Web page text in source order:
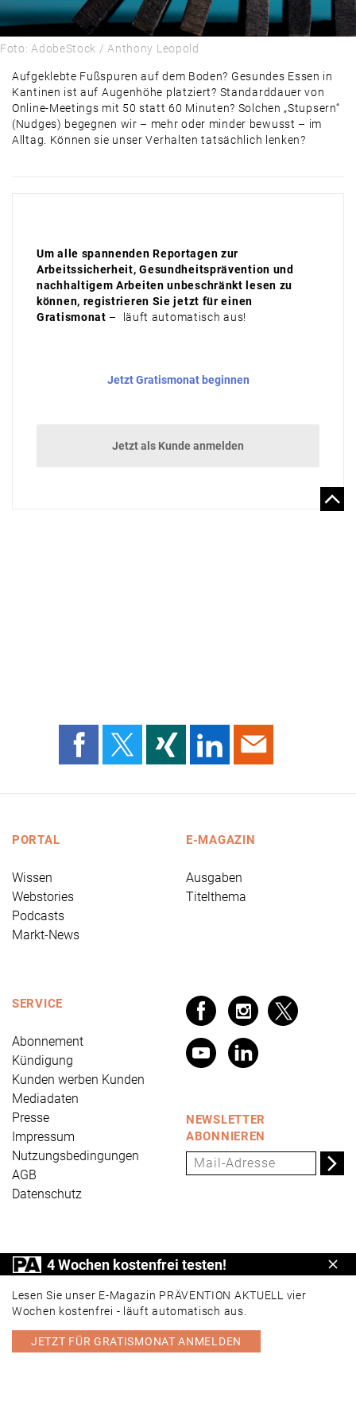
ALLES, WAS RECHT IST
PRODUKTE & MÄRKTE
AUSBLICK
Foto: AdobeStock / Anthony Leopold
Aufgeklebte Fußspuren auf dem Boden? Gesundes Essen in
Kantinen ist auf Augenhöhe platziert? Standarddauer von
Online-Meetings mit 50 statt 60 Minuten? Solchen „Stupsern“
(Nudges) begegnen wir – mehr oder minder bewusst – im
Alltag. Können sie unser Verhalten tatsächlich lenken?
Um alle spannenden Reportagen zur
Arbeitssicherheit, Gesundheitsprävention und
nachhaltigem Arbeiten unbeschränkt lesen zu
können, registrieren Sie jetzt für einen
Gratismonat – läuft automatisch aus!
Jetzt Gratismonat beginnen
Jetzt als Kunde anmelden
PORTAL
Wissen
Webstories
Podcasts
Markt-News
E-MAGAZIN
Ausgaben
Titelthema
SERVICE
Abonnement
Kündigung
Kunden werben Kunden
Mediadaten
Presse
Impressum
Nutzungsbedingungen
AGB
Datenschutz
NEWSLETTER
ABONNIEREN
PRÄVENTION AKTUELL ist ein Produkt der Universum
Verlag GmbH, Wettinerstraße 3-5, 65189 Wiesbaden,
www.universum.de,info@universum.de
PORTAL E-MAGAZIN
4 Wochen kostenfrei testen!
Lesen Sie unser E-Magazin PRÄVENTION AKTUELL vier
Wochen kostenfrei - läuft automatisch aus.
JETZT FÜR GRATISMONAT ANMELDEN